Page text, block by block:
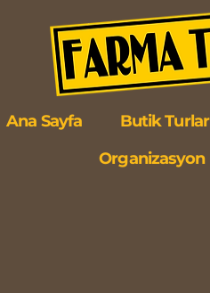
Ana Sayfa Butik Turlar
Organizasyon